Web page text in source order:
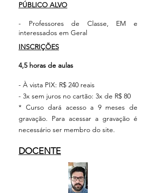
PÚBLICO ALVO
- Professores de Classe, EM e
interessados em Geral
INSCRIÇÕES
4,5 horas de aulas
- À vista PIX: R$ 240 reais
- 3x sem juros no cartão: 3x de R$ 80
* Curso dará acesso a 9 meses de
gravação. Para acessar a gravação é
necessário ser membro do site.
DOCENTE